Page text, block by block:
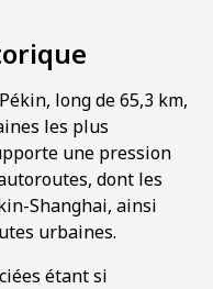
long de 65,3 km,
les plus
une pression
dont les
Shanghai, ainsi
urbaines.
étant si